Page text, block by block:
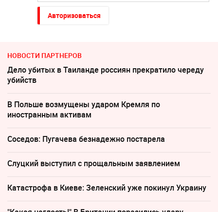
Авторизоваться
НОВОСТИ ПАРТНЕРОВ
Дело убитых в Таиланде россиян прекратило череду
убийств
В Польше возмущены ударом Кремля по
иностранным активам
Соседов: Пугачева безнадежно постарела
Слуцкий выступил с прощальным заявлением
Катастрофа в Киеве: Зеленский уже покинул Украину